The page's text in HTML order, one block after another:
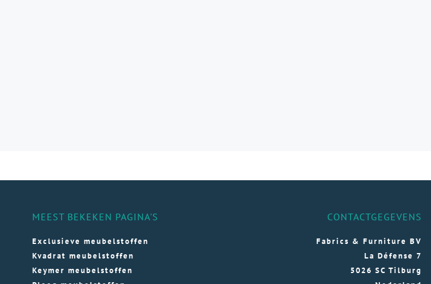
MEEST BEKEKEN PAGINA'S
Exclusieve meubelstoffen
Kvadrat meubelstoffen
Keymer meubelstoffen
CONTACTGEGEVENS
Fabrics & Furniture BV
La Défense 7
5026 SC Tilburg